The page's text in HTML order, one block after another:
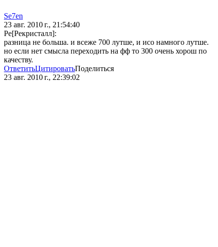
Se7en
23 авг. 2010 г., 21:54:40
Ре[Рекристалл]:
разница не больша. и всеже 700 лутше, и исо намного лутше.
но если нет смысла переxодить на фф то 300 очень хорош по
качеству.
ОтветитьЦитироватьПоделиться
23 авг. 2010 г., 22:39:02